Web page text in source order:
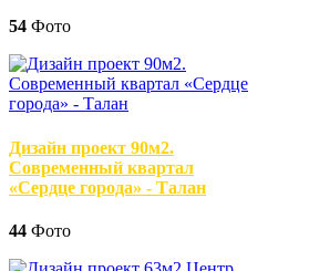
54 Фото
Дизайн проект 90м2.
Современный квартал
«Сердце города» - Талан
44 Фото